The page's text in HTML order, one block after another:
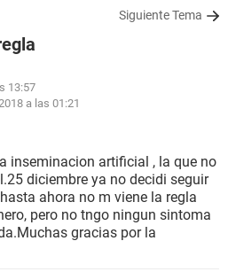
Siguiente Tema
13:57
a las 01:21
inseminacion artificial , la que no
diciembre ya no decidi seguir
ahora no m viene la regla
pero no tngo ningun sintoma
gracias por la